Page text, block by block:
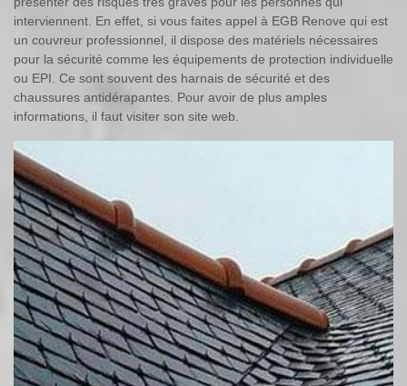
interviennent. En effet, si vous faites appel à EGB Renove qui est
un couvreur professionnel, il dispose des matériels nécessaires
pour la sécurité comme les équipements de protection individuelle
ou EPI. Ce sont souvent des harnais de sécurité et des
chaussures antidérapantes. Pour avoir de plus amples
informations, il faut visiter son site web.